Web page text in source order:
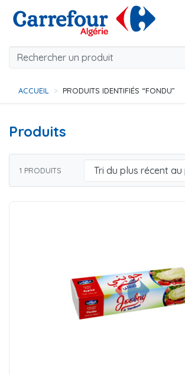
ACCUEIL PRODUITS IDENTIFIÉS “FONDU”
Produits
1 PRODUITS